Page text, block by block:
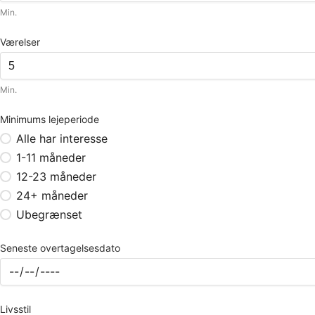
Min.
Værelser
Min.
Minimums lejeperiode
Alle har interesse
1-11 måneder
12-23 måneder
24+ måneder
Ubegrænset
Seneste overtagelsesdato
Livsstil